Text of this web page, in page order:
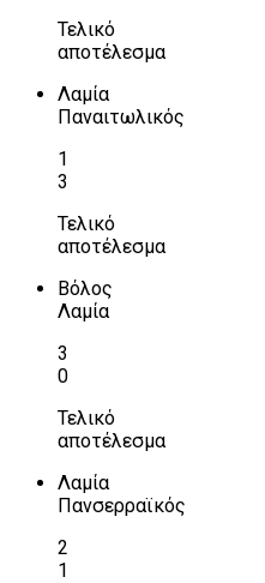
Τελικό
αποτέλεσμα
Λαμία
Παναιτωλικός
1
3
Τελικό
αποτέλεσμα
Βόλος
Λαμία
3
0
Τελικό
αποτέλεσμα
Λαμία
Πανσερραϊκός
2
1